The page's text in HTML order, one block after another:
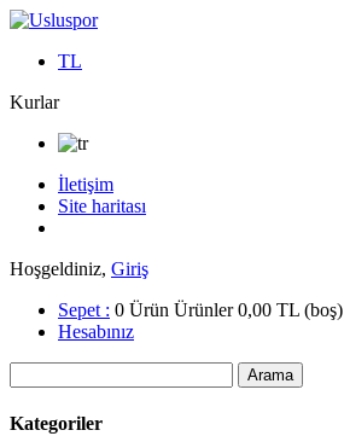
TL
Kurlar
İletişim
Site haritası
Hoşgeldiniz, Giriş
Sepet : 0 Ürün Ürünler 0,00 TL (boş)
Hesabınız
Kategoriler